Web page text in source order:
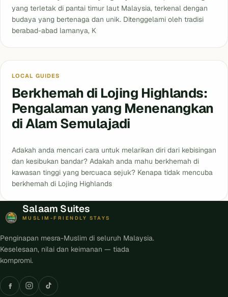
yang terletak di pantai timur laut Malaysia, terkenal dengan
budaya yang bertenaga dan unik. Ditenggelami oleh tradisi
berabad-abad lamanya, K
Blog
LOCAL GUIDES
Berkhemah di Lojing Highlands:
Pengalaman yang Menenangkan
di Alam Semulajadi
Adakah anda mencari cara untuk melarikan diri dari kebisingan
dan kesibukan bandar? Adakah anda mahu berkhemah di
kawasan tinggi yang bercuaca sejuk? Kenapa tidak mencuba
berkhemah di Lojing Highlands
Salaam Suites
MUSLIM-FRIENDLY STAYS
Penginapan mesra-Muslim di seluruh Malaysia.
Keselesaan, nilai dan keimanan — tiada
kompromi.